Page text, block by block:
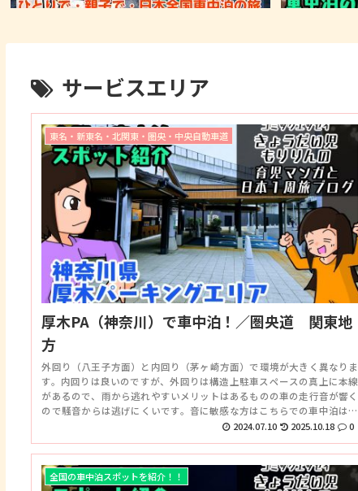
サービスエリア
東名・新東名・北関東・圏央・中央自動車道
厚木PA（神奈川）で車中泊！／圏央道 関東地
方
外回り（八王子方面）と内回り（茅ヶ崎方面）で環境が大きく異なりま
す。内回りは良いのですが、外回りは構造上駐車スペースの真上に本線
があるので、雨から逃れやすいメリットはあるものの車の走行音が響く
ので騒音からは逃げにくいです。音に敏感な方はこちらでの車中泊は向
いていないかもですね。店舗は一部24時間営業なので良。
2024.07.10 2025.10.18 0
全国の車中泊スポットを紹介！！